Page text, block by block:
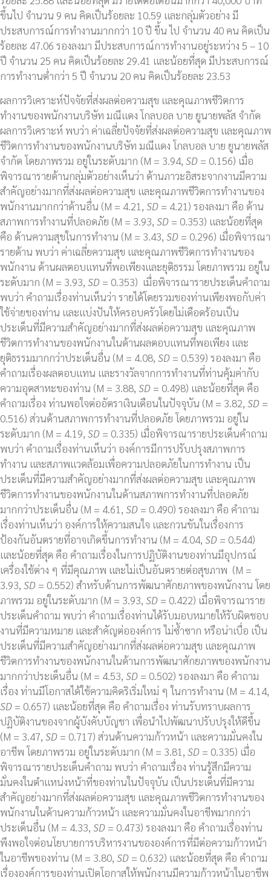
ขึ้นไป จำนวน 9 คน คิดเป็นร้อยละ 10.59 และกลุ่มตัวอย่าง มี
ประสบการณ์การทำงานมากกว่า 10 ปี ขึ้น ไป จำนวน 40 คน คิดเป็น
ร้อยละ 47.06 รองลงมา มีประสบการณ์การทำงานอยู่ระหว่าง 5 – 10
ปี จำนวน 25 คน คิดเป็นร้อยละ 29.41 และน้อยที่สุด มีประสบการณ์
การทำงานต่ำกว่า 5 ปี จำนวน 20 คน คิดเป็นร้อยละ 23.53
ผลการวิเคราะห์ปัจจัยที่ส่งผลต่อความสุข และคุณภาพชีวิตการ
ทำงานของพนักงานบริษัท มณีแดง โกลบอล บาย ยูนายพลัส จำกัด
ผลการวิเคราะห์ พบว่า ค่าเฉลี่ยปัจจัยที่ส่งผลต่อความสุข และคุณภาพ
ชีวิตการทำงานของพนักงานบริษัท มณีแดง โกลบอล บาย ยูนายพลัส
จำกัด โดยภาพรวม อยู่ในระดับมาก (M = 3.94, SD = 0.156) เมื่อ
พิจารณารายด้านกลุ่มตัวอย่างเห็นว่า ด้านภาวะอิสระจากงานมีความ
สำคัญอย่างมากที่ส่งผลต่อความสุข และคุณภาพชีวิตการทำงานของ
พนักงานมากกว่าด้านอื่น (M = 4.21, SD = 4.21) รองลงมา คือ ด้าน
สภาพการทำงานที่ปลอดภัย (M = 3.93, SD = 0.353) และน้อยที่สุด
คือ ด้านความสุขในการทำงาน (M = 3.43, SD = 0.296) เมื่อพิจารณา
รายด้าน พบว่า ค่าเฉลี่ยความสุข และคุณภาพชีวิตการทำงานของ
พนักงาน ด้านผลตอบแทนที่พอเพียงและยุติธรรม โดยภาพรวม อยู่ใน
ระดับมาก (M = 3.93, SD = 0.353) เมื่อพิจารณารายประเด็นคำถาม
พบว่า คำถามเรื่องท่านเห็นว่า รายได้โดยรวมของท่านเพียงพอกับค่า
ใช้จ่ายของท่าน และแบ่งปันให้ครอบครัวโดยไม่เดือดร้อนเป็น
ประเด็นที่มีความสำคัญอย่างมากที่ส่งผลต่อความสุข และคุณภาพ
ชีวิตการทำงานของพนักงานในด้านผลตอบแทนที่พอเพียง และ
ยุติธรรมมากกว่าประเด็นอื่น (M = 4.08, SD = 0.539) รองลงมา คือ
คำถามเรื่องผลตอบแทน และรางวัลจากการทำงานที่ท่านคุ้มค่ากับ
ความอุตสาหะของท่าน (M = 3.88, SD = 0.498) และน้อยที่สุด คือ
คำถามเรื่อง ท่านพอใจต่ออัตราเงินเดือนในปัจจุบัน (M = 3.82, SD =
0.516) ส่วนด้านสภาพการทำงานที่ปลอดภัย โดยภาพรวม อยู่ใน
ระดับมาก (M = 4.19, SD = 0.335) เมื่อพิจารณารายประเด็นคำถาม
พบว่า คำถามเรื่องท่านเห็นว่า องค์การมีการปรับปรุงสภาพการ
ทำงาน และสภาพแวดล้อมเพื่อความปลอดภัยในการทำงาน เป็น
ประเด็นที่มีความสำคัญอย่างมากที่ส่งผลต่อความสุข และคุณภาพ
ชีวิตการทำงานของพนักงานในด้านสภาพการทำงานที่ปลอดภัย
มากกว่าประเด็นอื่น (M = 4.61, SD = 0.490) รองลงมา คือ คำถาม
เรื่องท่านเห็นว่า องค์การให้ความสนใจ และกวนขันในเรื่องการ
ป้องกันอันตรายที่อาจเกิดขึ้นการทำงาน (M = 4.04, SD = 0.544)
และน้อยที่สุด คือ คำถามเรื่องในการปฏิบัติงานของท่านมีอุปกรณ์
เครื่องใช้ต่าง ๆ ที่มีคุณภาพ และไม่เป็นอันตรายต่อสุขภาพ (M =
3.93, SD = 0.552) สำหรับด้านการพัฒนาศักยภาพของพนักงาน โดย
ภาพรวม อยู่ในระดับมาก (M = 3.93, SD = 0.422) เมื่อพิจารณาราย
ประเด็นคำถาม พบว่า คำถามเรื่องท่านได้รับมอบหมายให้รับผิดชอบ
งานที่มีความหมาย และสำคัญต่อองค์การ ไม่ซ้ำซาก หรือน่าเบื่อ เป็น
ประเด็นที่มีความสำคัญอย่างมากที่ส่งผลต่อความสุข และคุณภาพ
ชีวิตการทำงานของพนักงานในด้านการพัฒนาศักยภาพของพนักงาน
มากกว่าประเด็นอื่น (M = 4.53, SD = 0.502) รองลงมา คือ คำถาม
เรื่อง ท่านมีโอกาสได้ใช้ความคิดริเริ่มใหม่ ๆ ในการทำงาน (M = 4.14,
SD = 0.657) และน้อยที่สุด คือ คำถามเรื่อง ท่านรับทราบผลการ
ปฏิบัติงานของจากผู้บังคับบัญชา เพื่อนำไปพัฒนาปรับปรุงให้ดีขึ้น
(M = 3.47, SD = 0.717) ส่วนด้านความก้าวหน้า และความมั่นคงใน
อาชีพ โดยภาพรวม อยู่ในระดับมาก (M = 3.81, SD = 0.335) เมื่อ
พิจารณารายประเด็นคำถาม พบว่า คำถามเรื่อง ท่านรู้สึกมีความ
มั่นคงในตำแหน่งหน้าที่ของท่านในปัจจุบัน เป็นประเด็นที่มีความ
สำคัญอย่างมากที่ส่งผลต่อความสุข และคุณภาพชีวิตการทำงานของ
พนักงานในด้านความก้าวหน้า และความมั่นคงในอาชีพมากกว่า
ประเด็นอื่น (M = 4.33, SD = 0.473) รองลงมา คือ คำถามเรื่องท่าน
พึงพอใจต่อนโยบายการบริหารงานขององค์การที่มีต่อความก้าวหน้า
ในอาชีพของท่าน (M = 3.80, SD = 0.632) และน้อยที่สุด คือ คำถาม
เรื่ององค์การของท่านเปิดโอกาสให้พนักงานมีความก้าวหน้าในอาชีพ